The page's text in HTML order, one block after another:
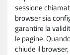
sessione
browser sia
garantire la
le pagine.
chiude il